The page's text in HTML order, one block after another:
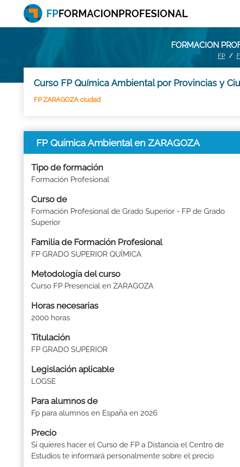
FORMACION
FP
Curso FP Química Ambiental por Provincias y
FP ZARAGOZA ciudad
FP Química Ambiental en ZARAGOZA
Tipo de formación
Formación Profesional
Curso de
Formación Profesional de Grado Superior - FP de Grado
Superior
Familia de Formación Profesional
FP GRADO SUPERIOR QUÍMICA
Metodología del curso
Curso FP Presencial en ZARAGOZA
Horas necesarias
2000 horas
Titulación
FP GRADO SUPERIOR
Legislación aplicable
LOGSE
Para alumnos de
Fp para alumnos en España en 2026
Precio
Si quieres hacer el Curso de FP a Distancia el Centro de
Estudios te informará personalmente sobre el precio